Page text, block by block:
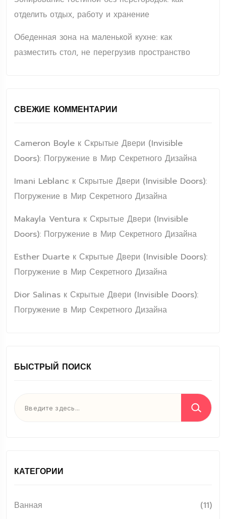
отделить отдых, работу и хранение
Обеденная зона на маленькой кухне: как
разместить стол, не перегрузив пространство
СВЕЖИЕ КОММЕНТАРИИ
Cameron Boyle к Скрытые Двери (Invisible
Doors): Погружение в Мир Секретного Дизайна
Imani Leblanc к Скрытые Двери (Invisible Doors):
Погружение в Мир Секретного Дизайна
Makayla Ventura к Скрытые Двери (Invisible
Doors): Погружение в Мир Секретного Дизайна
Esther Duarte к Скрытые Двери (Invisible Doors):
Погружение в Мир Секретного Дизайна
Dior Salinas к Скрытые Двери (Invisible Doors):
Погружение в Мир Секретного Дизайна
БЫСТРЫЙ ПОИСК
КАТЕГОРИИ
Ванная
(11)